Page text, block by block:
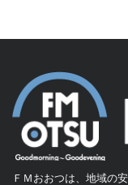
ＦＭおおつは、地域の